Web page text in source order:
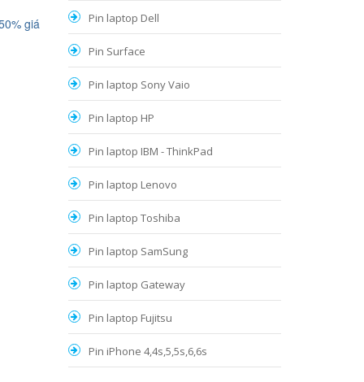
giá
Pin laptop Dell
Pin Surface
Pin laptop Sony Vaio
Pin laptop HP
Pin laptop IBM - ThinkPad
Pin laptop Lenovo
Pin laptop Toshiba
Pin laptop SamSung
Pin laptop Gateway
Pin laptop Fujitsu
Pin iPhone 4,4s,5,5s,6,6s